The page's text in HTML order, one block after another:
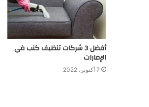
أفضل 3 شركات تنظيف كنب في
الإمارات
7 أكتوبر، 2022